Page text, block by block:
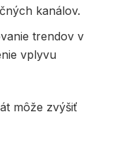
kanálov.
trendov v
vplyvu
môže zvýšiť